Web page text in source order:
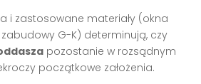
i zastosowane materiały (okna
G-K) determinują, czy
pozostanie w rozsądnym
początkowe założenia.